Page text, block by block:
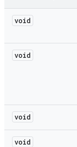
void
void
void
void